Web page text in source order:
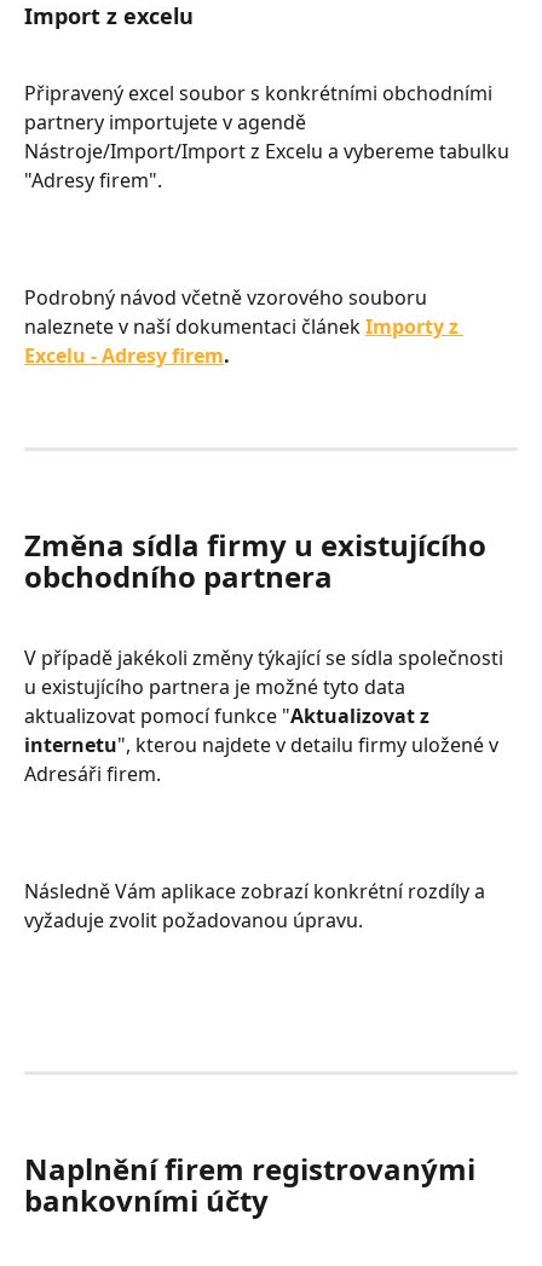
Import z excelu
Připravený excel soubor s konkrétními obchodními
partnery importujete v agendě
Nástroje/Import/Import z Excelu a vybereme tabulku
"Adresy firem".
Podrobný návod včetně vzorového souboru
naleznete v naší dokumentaci článek Importy z
Excelu - Adresy firem.
Změna sídla firmy u existujícího
obchodního partnera
V případě jakékoli změny týkající se sídla společnosti
u existujícího partnera je možné tyto data
aktualizovat pomocí funkce "Aktualizovat z
internetu", kterou najdete v detailu firmy uložené v
Adresáři firem.
Následně Vám aplikace zobrazí konkrétní rozdíly a
vyžaduje zvolit požadovanou úpravu.
Naplnění firem registrovanými
bankovními účty